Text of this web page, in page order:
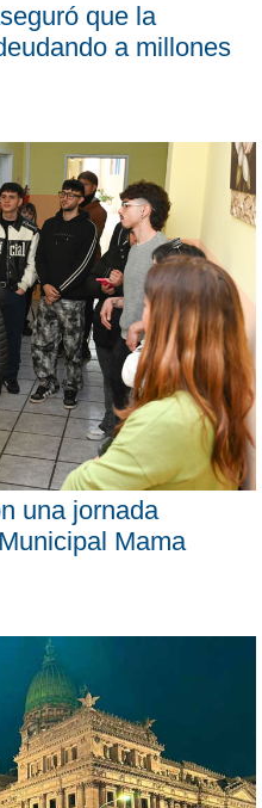
que la
a millones
una jornada
Mama